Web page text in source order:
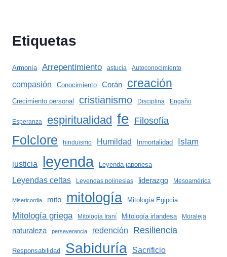
Etiquetas
Armonía Arrepentimiento astucia Autoconocimiento
compasión Conocimiento Corán creación
Crecimiento personal cristianismo Disciplina Engaño
Esperanza espiritualidad fe Filosofía
Folclore hinduismo Humildad Inmortalidad Islam
justicia leyenda Leyenda japonesa
Leyendas celtas Leyendas polinesias liderazgo Mesoamérica
Misericordia mito mitología Mitología Egipcia
Mitología griega Mitología Iraní Mitología irlandesa Moraleja
naturaleza perseverancia redención Resiliencia
Responsabilidad Sabiduría Sacrificio